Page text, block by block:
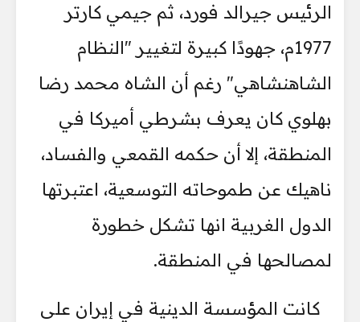
الرئيس جيرالد فورد، ثم جيمي كارتر
1977م، جهودًا كبيرة لتغيير "النظام
الشاهنشاهي" رغم أن الشاه محمد رضا
بهلوي كان يعرف بشرطي أميركا في
المنطقة، إلا أن حكمه القمعي والفساد،
ناهيك عن طموحاته التوسعية، اعتبرتها
الدول الغربية انها تشكل خطورة
لمصالحها في المنطقة.
كانت المؤسسة الدينية في إيران على